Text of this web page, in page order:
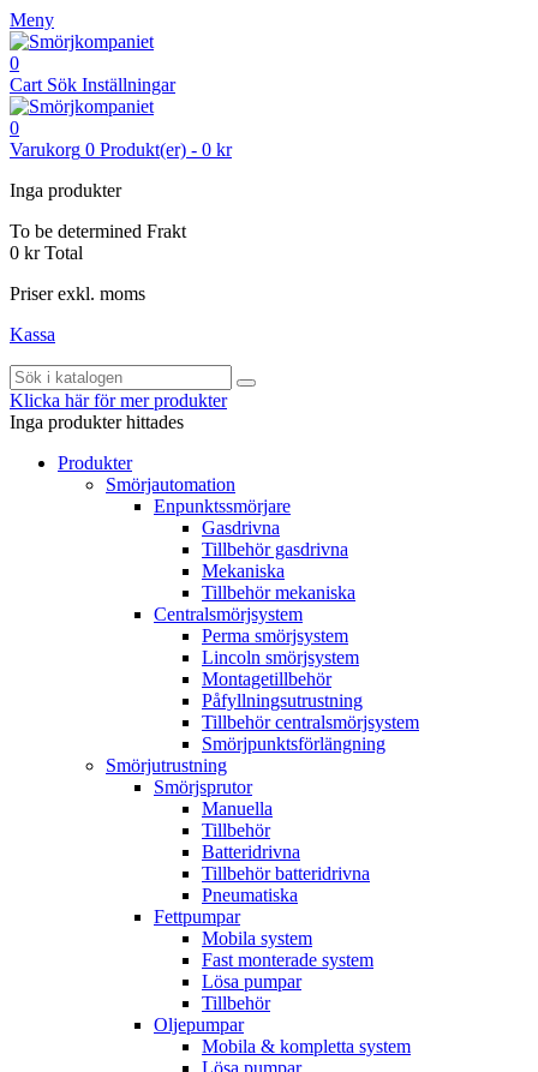
Meny
0
Cart Sök Inställningar
0
Varukorg 0 Produkt(er) - 0 kr
Inga produkter
To be determined Frakt
0 kr Total
Priser exkl. moms
Kassa
Klicka här för mer produkter
Inga produkter hittades
Produkter
Smörjautomation
Enpunktssmörjare
Gasdrivna
Tillbehör gasdrivna
Mekaniska
Tillbehör mekaniska
Centralsmörjsystem
Perma smörjsystem
Lincoln smörjsystem
Montagetillbehör
Påfyllningsutrustning
Tillbehör centralsmörjsystem
Smörjpunktsförlängning
Smörjutrustning
Smörjsprutor
Manuella
Tillbehör
Batteridrivna
Tillbehör batteridrivna
Pneumatiska
Fettpumpar
Mobila system
Fast monterade system
Lösa pumpar
Tillbehör
Oljepumpar
Mobila & kompletta system
Lösa pumpar